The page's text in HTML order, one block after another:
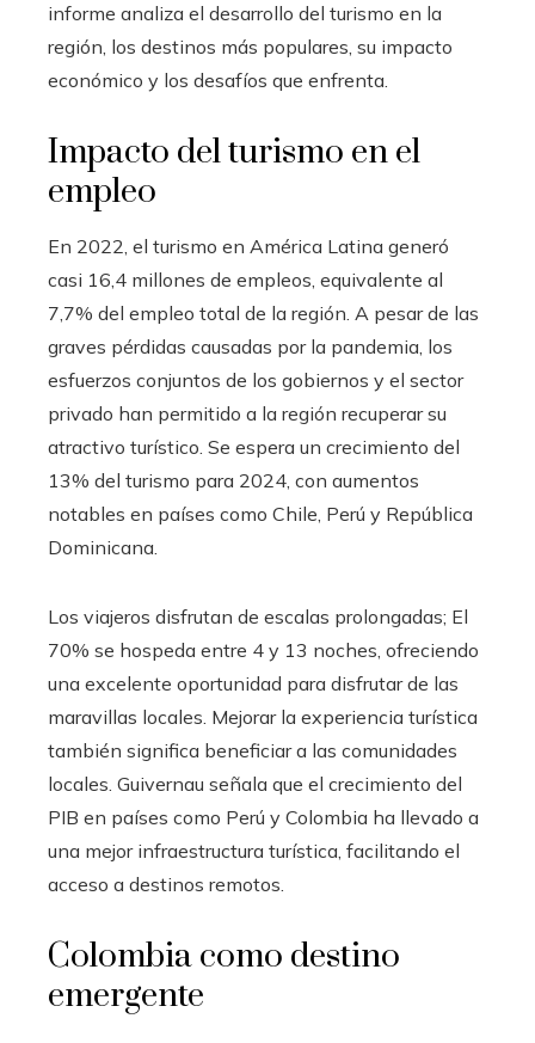
informe analiza el desarrollo del turismo en la
región, los destinos más populares, su impacto
económico y los desafíos que enfrenta.
Impacto del turismo en el
empleo
En 2022, el turismo en América Latina generó
casi 16,4 millones de empleos, equivalente al
7,7% del empleo total de la región. A pesar de las
graves pérdidas causadas por la pandemia, los
esfuerzos conjuntos de los gobiernos y el sector
privado han permitido a la región recuperar su
atractivo turístico. Se espera un crecimiento del
13% del turismo para 2024, con aumentos
notables en países como Chile, Perú y República
Dominicana.
Los viajeros disfrutan de escalas prolongadas; El
70% se hospeda entre 4 y 13 noches, ofreciendo
una excelente oportunidad para disfrutar de las
maravillas locales. Mejorar la experiencia turística
también significa beneficiar a las comunidades
locales. Guivernau señala que el crecimiento del
PIB en países como Perú y Colombia ha llevado a
una mejor infraestructura turística, facilitando el
acceso a destinos remotos.
Colombia como destino
emergente